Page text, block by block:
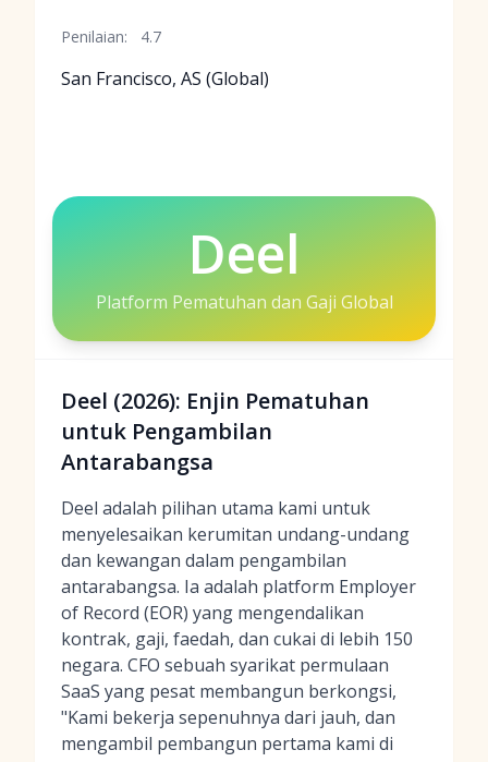
Penilaian: 4.7
San Francisco, AS (Global)
Deel
Platform Pematuhan dan Gaji Global
Deel (2026): Enjin Pematuhan
untuk Pengambilan
Antarabangsa
Deel adalah pilihan utama kami untuk
menyelesaikan kerumitan undang-undang
dan kewangan dalam pengambilan
antarabangsa. Ia adalah platform Employer
of Record (EOR) yang mengendalikan
kontrak, gaji, faedah, dan cukai di lebih 150
negara. CFO sebuah syarikat permulaan
SaaS yang pesat membangun berkongsi,
"Kami bekerja sepenuhnya dari jauh, dan
mengambil pembangun pertama kami di